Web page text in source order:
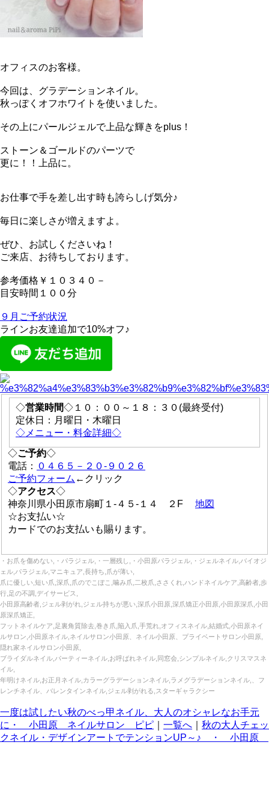
オフィスのお客様。
今回は、グラデーションネイル。
秋っぽくオフホワイトを使いました。
その上にパールジェルで上品な輝きをplus！
ストーン＆ゴールドのパーツで
更に！！上品に。
お仕事で手を差し出す時も誇らしげ気分♪
毎日に楽しさが増えますよ。
ぜひ、お試しくださいね！
ご来店、お待ちしております。
参考価格￥１０３４０－
目安時間１００分
９月ご予約状況
ラインお友達追加で10%オフ♪
◇営業時間◇１０：００～１８：３０(最終受付)
定休日：月曜日・木曜日
◇メニュー・料金詳細◇
◇ご予約◇
電話： ０４６５－２０-９０２６
ご予約フォーム ←クリック
◇アクセス◇
神奈川県小田原市扇町１-４５-１４ ２F 地図
☆お支払い☆
カードでのお支払いも賜ります。
・お爪を傷めない,・パラジェル,・一層残し,・小田原パラジェル,・ジェルネイル,バイオジ
ェル,パラジェル,マニキュア,長持ち,爪が薄い,
爪に優しい,短い爪,深爪,爪のでこぼこ,噛み爪,二枚爪,ささくれ,ハンドネイルケア,高齢者,歩
行,足の不調,デイサービス,
小田原高齢者,ジェル剥がれ,ジェル持ちが悪い,深爪小田原,深爪矯正小田原,小田原深爪,小田
原深爪矯正,
フットネイルケア,足裏角質除去,巻き爪,陥入爪,手荒れ,オフィスネイル,結婚式,小田原ネイ
ルサロン,小田原ネイル,ネイルサロン小田原、ネイル小田原、プライベートサロン小田原,
隠れ家ネイルサロン小田原,
ブライダルネイル,パーティーネイル,お呼ばれネイル,同窓会,シンプルネイル,クリスマスネ
イル,
年明けネイル,お正月ネイル,カラーグラデーションネイル,ラメグラデーションネイル,、フ
レンチネイル、バレンタインネイル,ジェル剥がれる,スターギャラクシー
一度は試したい秋のべっ甲ネイル、大人のオシャレなお手元
に・ 小田原 ネイルサロン ピピ
一覧へ
秋の大人チェッ
クネイル・デザインアートでテンションUP～♪ ・ 小田原